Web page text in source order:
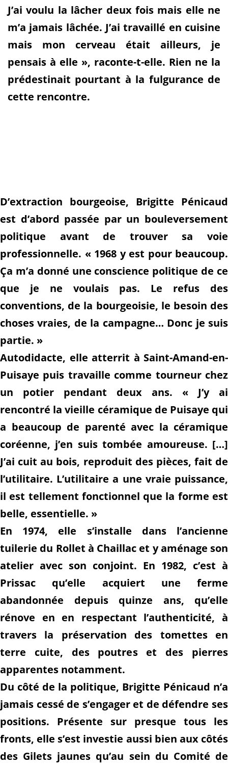
J’ai voulu la lâcher deux fois mais elle ne
m’a jamais lâchée. J’ai travaillé en cuisine
mais mon cerveau était ailleurs, je
pensais à elle », raconte-t-elle. Rien ne la
prédestinait pourtant à la fulgurance de
cette rencontre.
D’extraction bourgeoise, Brigitte Pénicaud
est d’abord passée par un bouleversement
politique avant de trouver sa voie
professionnelle. « 1968 y est pour beaucoup.
Ça m’a donné une conscience politique de ce
que je ne voulais pas. Le refus des
conventions, de la bourgeoisie, le besoin des
choses vraies, de la campagne… Donc je suis
partie. »
Autodidacte, elle atterrit à Saint-Amand-en-
Puisaye puis travaille comme tourneur chez
un potier pendant deux ans. « J’y ai
rencontré la vieille céramique de Puisaye qui
a beaucoup de parenté avec la céramique
coréenne, j’en suis tombée amoureuse. […]
J’ai cuit au bois, reproduit des pièces, fait de
l’utilitaire. L’utilitaire a une vraie puissance,
il est tellement fonctionnel que la forme est
belle, essentielle. »
En 1974, elle s’installe dans l’ancienne
tuilerie du Rollet à Chaillac et y aménage son
atelier avec son conjoint. En 1982, c’est à
Prissac qu’elle acquiert une ferme
abandonnée depuis quinze ans, qu’elle
rénove en en respectant l’authenticité, à
travers la préservation des tomettes en
terre cuite, des poutres et des pierres
apparentes notamment.
Du côté de la politique, Brigitte Pénicaud n’a
jamais cessé de s’engager et de défendre ses
positions. Présente sur presque tous les
fronts, elle s’est investie aussi bien aux côtés
des Gilets jaunes qu’au sein du Comité de